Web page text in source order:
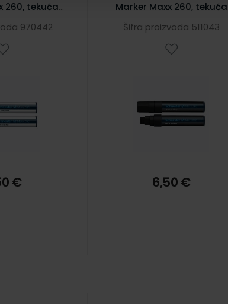
260, tekuća
mm, bijeli
970442
€
Marker Maxx 260, tekuća
kreda, 2-15 mm, crni
Šifra proizvoda 511043
6,50 €